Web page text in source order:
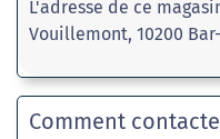
L'adresse de ce
Vouillemont, 10200
Comment